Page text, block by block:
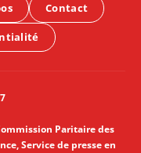
Contact
Paritaire des
Service de presse en